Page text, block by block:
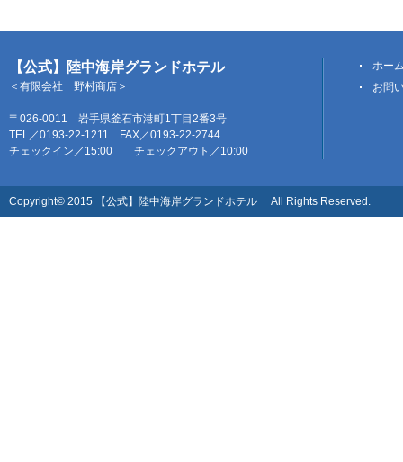
【公式】陸中海岸グランドホテル
＜有限会社 野村商店＞
〒026-0011 岩手県釜石市港町1丁目2番3号
TEL／0193-22-1211 FAX／0193-22-2744
チェックイン／15:00 チェックアウト／10:00
ホー
お問
Copyright© 2015 【公式】陸中海岸グランドホテル All Rights Reserved.